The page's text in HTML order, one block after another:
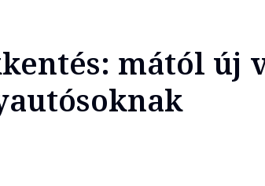
mától új